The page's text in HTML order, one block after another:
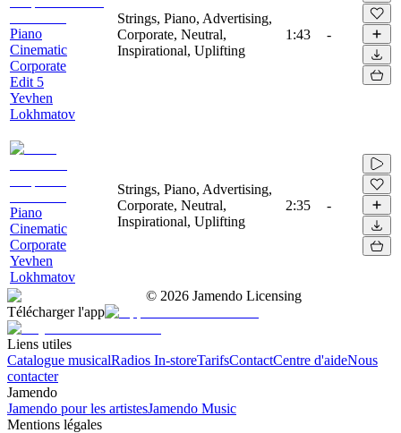
Piano
Cinematic
Corporate
Edit 5
Yevhen
Lokhmatov
Strings, Piano, Advertising,
Corporate, Neutral,
Inspirational, Uplifting
1:43 -
Piano
Cinematic
Corporate
Yevhen
Lokhmatov
Strings, Piano, Advertising,
Corporate, Neutral,
Inspirational, Uplifting
2:35 -
© 2026 Jamendo Licensing
Télécharger l'app
Liens utiles
Catalogue musicalRadios In-storeTarifsContactCentre d'aideNous
contacter
Jamendo
Jamendo pour les artistesJamendo Music
Mentions légales